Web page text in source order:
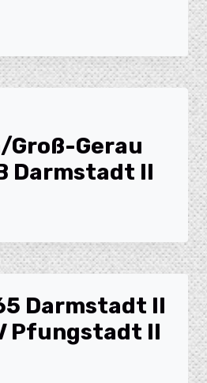
Groß-Gerau
Darmstadt II
Darmstadt II
Pfungstadt II